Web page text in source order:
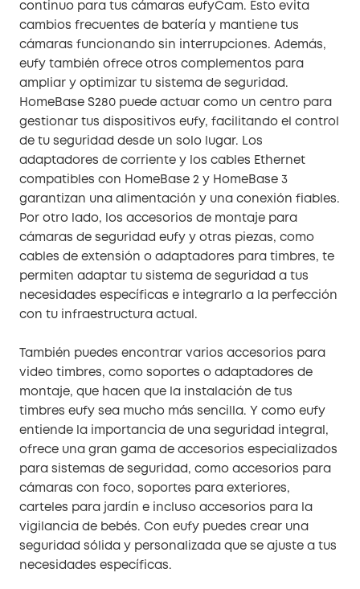
continuo para tus cámaras eufyCam. Esto evita
cambios frecuentes de batería y mantiene tus
cámaras funcionando sin interrupciones. Además,
eufy también ofrece otros complementos para
ampliar y optimizar tu sistema de seguridad.
HomeBase S280 puede actuar como un centro para
gestionar tus dispositivos eufy, facilitando el control
de tu seguridad desde un solo lugar. Los
adaptadores de corriente y los cables Ethernet
compatibles con HomeBase 2 y HomeBase 3
garantizan una alimentación y una conexión fiables.
Por otro lado, los accesorios de montaje para
cámaras de seguridad eufy y otras piezas, como
cables de extensión o adaptadores para timbres, te
permiten adaptar tu sistema de seguridad a tus
necesidades específicas e integrarlo a la perfección
con tu infraestructura actual.
También puedes encontrar varios accesorios para
video timbres, como soportes o adaptadores de
montaje, que hacen que la instalación de tus
timbres eufy sea mucho más sencilla. Y como eufy
entiende la importancia de una seguridad integral,
ofrece una gran gama de accesorios especializados
para sistemas de seguridad, como accesorios para
cámaras con foco, soportes para exteriores,
carteles para jardín e incluso accesorios para la
vigilancia de bebés. Con eufy puedes crear una
seguridad sólida y personalizada que se ajuste a tus
necesidades específicas.